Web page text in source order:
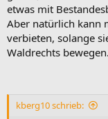
etwas mit
Aber natürlich kann
verbieten, solange
Waldrechts
kberg10 schrieb: